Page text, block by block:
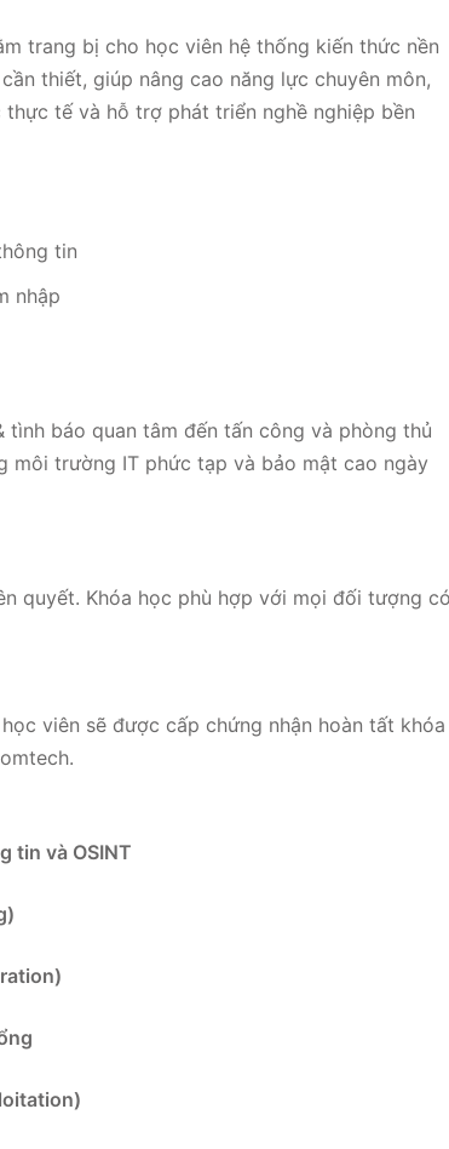
trang bị cho học viên hệ thống kiến thức nền
thiết, giúp nâng cao năng lực chuyên môn,
tế và hỗ trợ phát triển nghề nghiệp bền
tin
nhập
tình báo quan tâm đến tấn công và phòng thủ
môi trường IT phức tạp và bảo mật cao ngày
quyết. Khóa học phù hợp với mọi đối tượng có
viên sẽ được cấp chứng nhận hoàn tất khóa
tin và OSINT